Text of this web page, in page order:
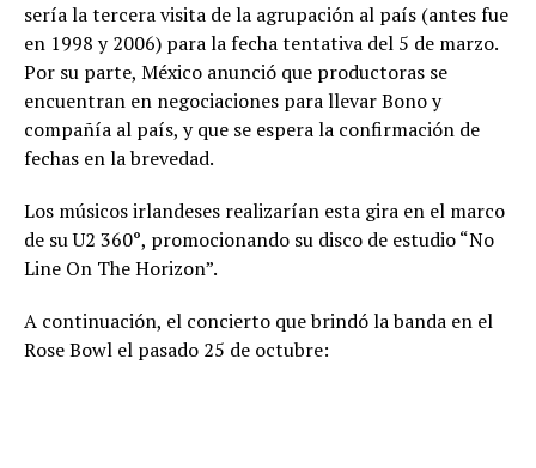
sería la tercera visita de la agrupación al país (antes fue
en 1998 y 2006) para la fecha tentativa del 5 de marzo.
Por su parte, México anunció que productoras se
encuentran en negociaciones para llevar Bono y
compañía al país, y que se espera la confirmación de
fechas en la brevedad.
Los músicos irlandeses realizarían esta gira en el marco
de su U2 360°, promocionando su disco de estudio “No
Line On The Horizon”.
A continuación, el concierto que brindó la banda en el
Rose Bowl el pasado 25 de octubre: